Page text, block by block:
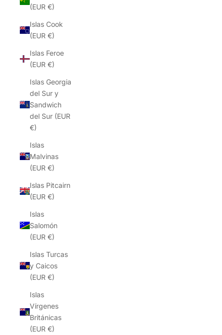
(EUR €)
Islas Cook
(EUR €)
Islas Feroe
(EUR €)
Islas Georgia
del Sur y
Sandwich
del Sur (EUR
€)
Islas
Malvinas
(EUR €)
Islas Pitcairn
(EUR €)
Islas
Salomón
(EUR €)
Islas Turcas
y Caicos
(EUR €)
Islas
Vírgenes
Británicas
(EUR €)